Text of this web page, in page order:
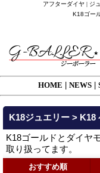
アフターダイヤ | ジ
K18ゴー
HOME NEWS
K18ジュエリー > K18
K18ゴールドとダイヤ
取り扱ってます。
おすすめ順